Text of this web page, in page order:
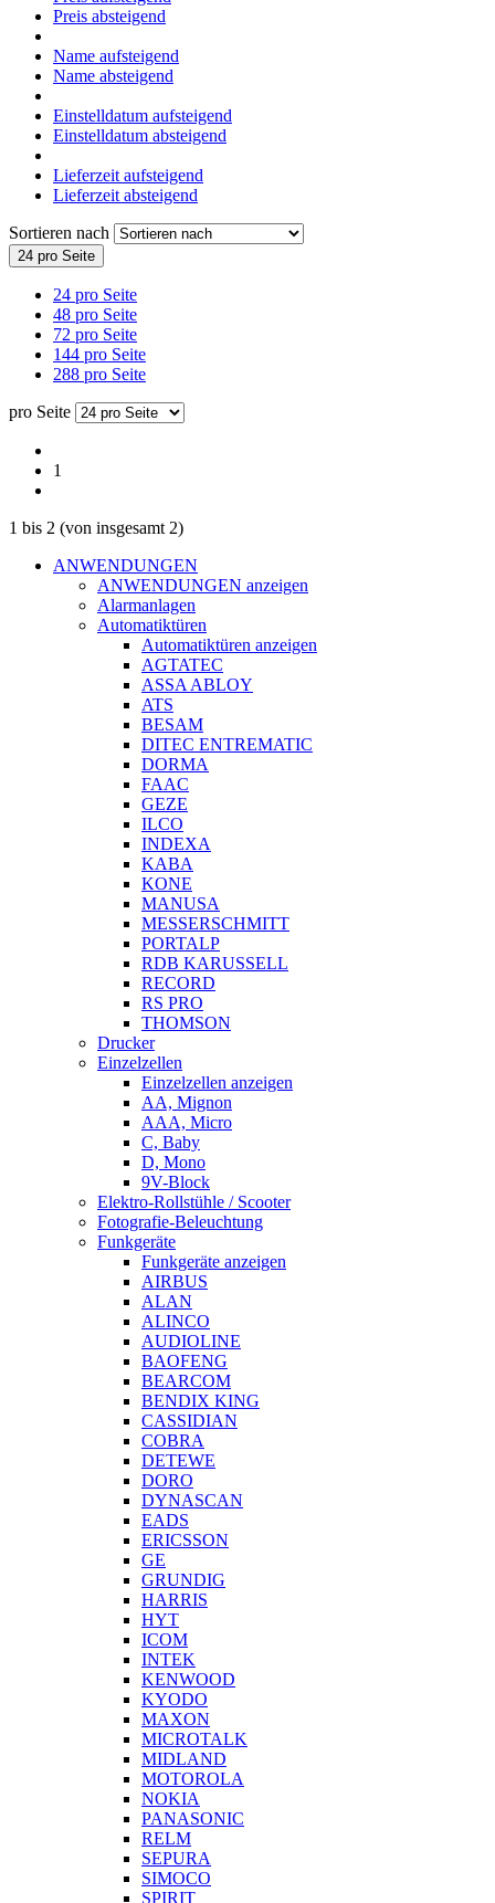
Preis absteigend
Name aufsteigend
Name absteigend
Einstelldatum aufsteigend
Einstelldatum absteigend
Lieferzeit aufsteigend
Lieferzeit absteigend
Sortieren nach
24 pro Seite
24 pro Seite
48 pro Seite
72 pro Seite
144 pro Seite
288 pro Seite
pro Seite
1
1 bis 2 (von insgesamt 2)
ANWENDUNGEN
ANWENDUNGEN anzeigen
Alarmanlagen
Automatiktüren
Automatiktüren anzeigen
AGTATEC
ASSA ABLOY
ATS
BESAM
DITEC ENTREMATIC
DORMA
FAAC
GEZE
ILCO
INDEXA
KABA
KONE
MANUSA
MESSERSCHMITT
PORTALP
RDB KARUSSELL
RECORD
RS PRO
THOMSON
Drucker
Einzelzellen
Einzelzellen anzeigen
AA, Mignon
AAA, Micro
C, Baby
D, Mono
9V-Block
Elektro-Rollstühle / Scooter
Fotografie-Beleuchtung
Funkgeräte
Funkgeräte anzeigen
AIRBUS
ALAN
ALINCO
AUDIOLINE
BAOFENG
BEARCOM
BENDIX KING
CASSIDIAN
COBRA
DETEWE
DORO
DYNASCAN
EADS
ERICSSON
GE
GRUNDIG
HARRIS
HYT
ICOM
INTEK
KENWOOD
KYODO
MAXON
MICROTALK
MIDLAND
MOTOROLA
NOKIA
PANASONIC
RELM
SEPURA
SIMOCO
SPIRIT